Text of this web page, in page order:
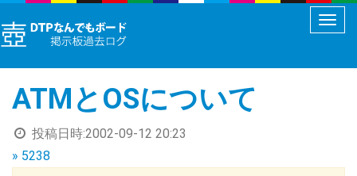
メ
ュ
ATMとOSについて
投稿日時:2002-09-12 20:23
» 5238